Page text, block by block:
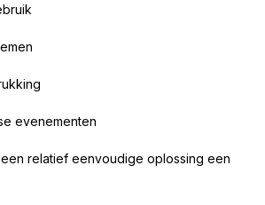
evenementen
relatief eenvoudige oplossing een